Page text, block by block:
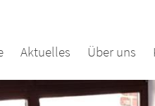
Aktuelles Über uns